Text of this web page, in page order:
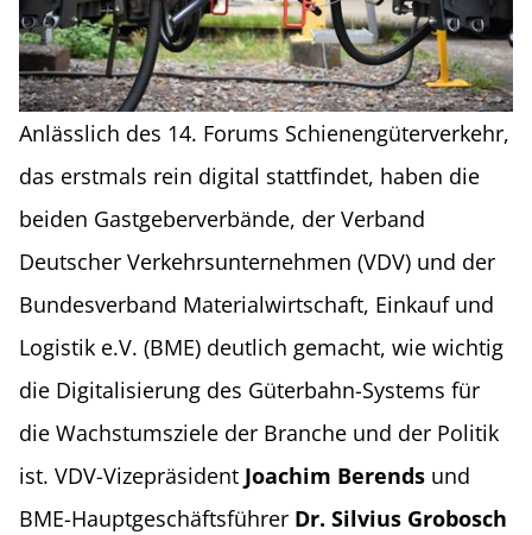
Anlässlich des 14. Forums Schienengüterverkehr,
das erstmals rein digital stattfindet, haben die
beiden Gastgeberverbände, der Verband
Deutscher Verkehrsunternehmen (VDV) und der
Bundesverband Materialwirtschaft, Einkauf und
Logistik e.V. (BME) deutlich gemacht, wie wichtig
die Digitalisierung des Güterbahn-Systems für
die Wachstumsziele der Branche und der Politik
ist. VDV-Vizepräsident Joachim Berends und
BME-Hauptgeschäftsführer Dr. Silvius Grobosch